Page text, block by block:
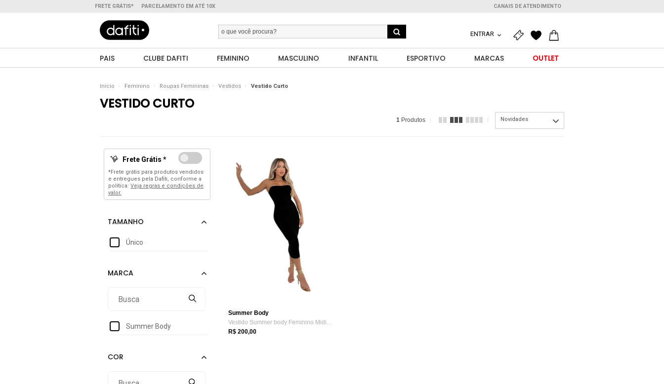
FRETE GRÁTIS* PARCELAMENTO EM ATÉ 10X CANAIS DE ATENDIMENTO
ENTRAR
PAIS CLUBE DAFITI FEMININO MASCULINO INFANTIL ESPORTIVO MARCAS OUTLET
Início Feminino Roupas Femininas Vestidos Vestido Curto
VESTIDO CURTO
1 Produtos Novidades
Frete Grátis *
*Frete grátis para produtos vendidos
e entregues pela Dafiti, conforme a
política: Veja regras e condições de
valor.
Único
Summer Body
Summer Body
Vestido Summer body Feminino Midi Tomara...
R$ 200,00